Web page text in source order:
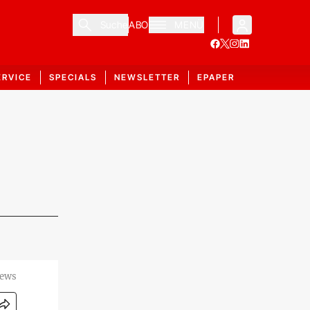
ABO
SPECIALS NEWSLETTER EPAPER